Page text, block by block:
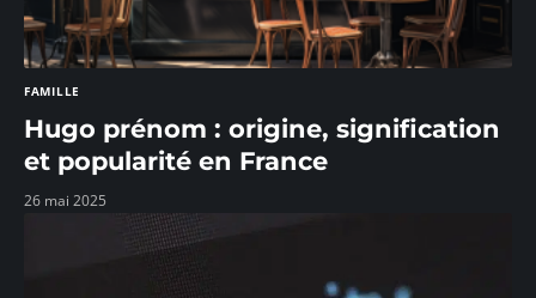
FAMILLE
Hugo prénom : origine, signification
et popularité en France
26 mai 2025